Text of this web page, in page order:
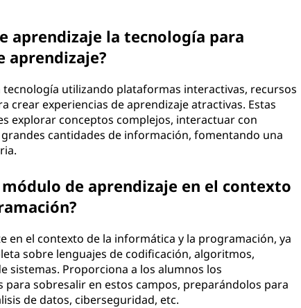
aprendizaje la tecnología para
aprendizaje?
utilizando plataformas interactivas, recursos
crear experiencias de aprendizaje atractivas. Estas
explorar conceptos complejos, interactuar con
cantidades de información, fomentando una
de aprendizaje en el contexto
en el contexto de la informática y la programación, ya
sobre lenguajes de codificación, algoritmos,
sistemas. Proporciona a los alumnos los
sobresalir en estos campos, preparándolos para
de datos, ciberseguridad, etc.